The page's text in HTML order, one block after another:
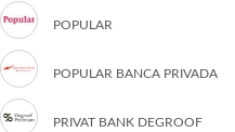
POPULAR
POPULAR BANCA PRIVADA
PRIVAT BANK DEGROOF